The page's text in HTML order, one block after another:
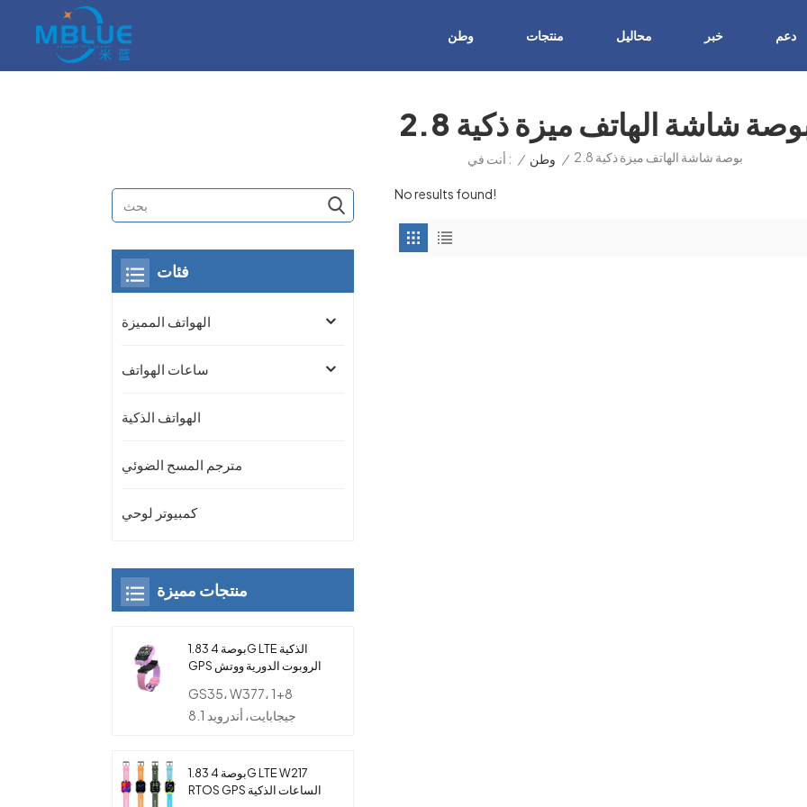
وطن منتجات محاليل خبر دعم
بوصة شاشة الهاتف ميزة ذكية
أنت في : / وطن / 2.8 بوصة شاشة الهاتف ميزة ذكية
No results found!
فئات
الهواتف المميزة
ساعات الهواتف
الهواتف الذكية
مترجم المسح الضوئي
كمبيوتر لوحي
منتجات مميزة
1.83 بوصة 4G LTE الذكية
GPS الروبوت الدورية ووتش
للأطفال
GS35، W377، 1+8
جيجابايت، أندرويد 8.1
1.83 بوصة 4G LTE W217
RTOS GPS الساعات الذكية